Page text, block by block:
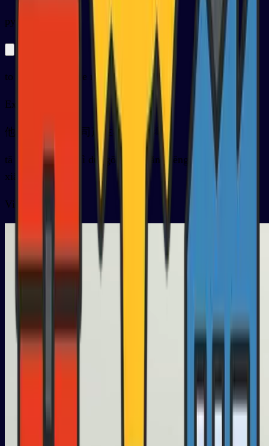
py
to produce, to give rise to
Exemples
他的行为会对公司产生不好的影响
tā de háng wéi huì duì gōng sī chǎn shēng bù hǎo de yǐng
xiǎng
Vidéo de la carte